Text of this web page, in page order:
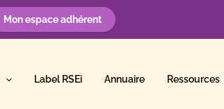
Mon espace adhérent
Label RSEi Annuaire Ressources